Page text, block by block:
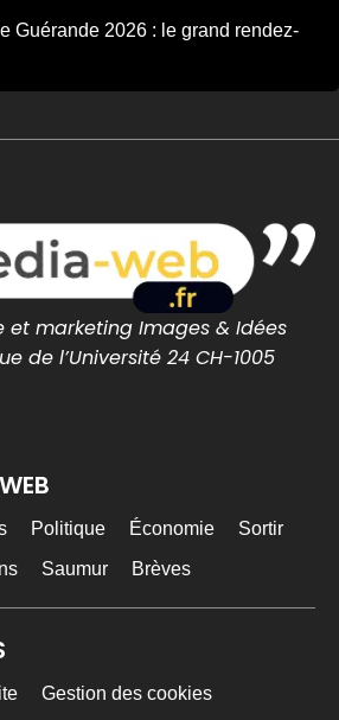
Guérande 2026 : le grand rendez-
d'Amour Infos
celtiques.
cotedamour-infos.fr
0 Twitter
renfort au milieu pour lancer le
- Brest Infos
Stade Brestois officialise sa première
et marketing Images & Idées
de l’Université 24 CH-1005
Politique Économie
Sortir
Saumur Brèves
Gestion des cookies